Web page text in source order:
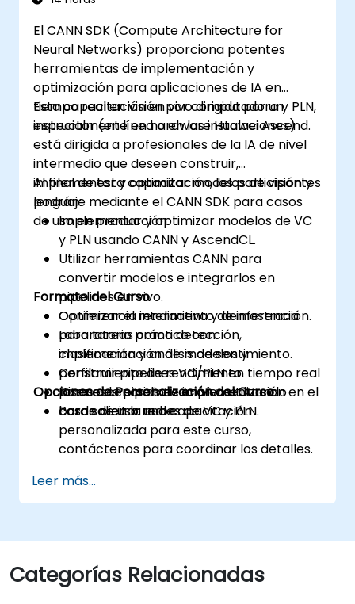
El CANN SDK (Compute Architecture for
Neural Networks) proporciona potentes
herramientas de implementación y
optimización para aplicaciones de IA en
tiempo real en visión por computadora y PLN,
especialmente en hardware Huawei Ascend.
Esta capacitación en vivo dirigida por un
instructor (en línea o en las instalaciones)
está dirigida a profesionales de la IA de nivel
intermedio que deseen construir,
implementar y optimizar modelos de visión y
lenguaje mediante el CANN SDK para casos
de uso en producción.
Al final de esta capacitación, los participantes
podrán:
Implementar y optimizar modelos de VC
y PLN usando CANN y AscendCL.
Utilizar herramientas CANN para
convertir modelos e integrarlos en
pipelines en vivo.
Optimizar el rendimiento de inferencia
para tareas como detección,
clasificación y análisis de sentimiento.
Construir pipelines VC/PLN en tiempo real
para escenarios de implementación en el
borde o en la nube.
Formato del Curso
Conferencia interactiva y demostración.
Laboratorio práctico con
implementación de modelos y
perfilamiento de rendimiento.
Diseño de pipelines en vivo utilizando
casos de uso reales de VC y PLN.
Opciones de Personalización del Curso
Para solicitar una capacitación
personalizada para este curso,
contáctenos para coordinar los detalles.
Leer más...
Categorías Relacionadas